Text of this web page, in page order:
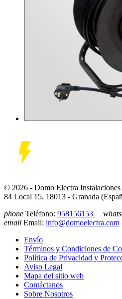
© 2026 - Domo Electra
84 Local 15, 18013 - Granada
phone Teléfono: 958156153
email Email: info@domoelectra.com
Envío
Términos y Condiciones de
Política de Privacidad y
Aviso Legal
Mapa del sitio web
Contáctanos
Sobre Nosotros